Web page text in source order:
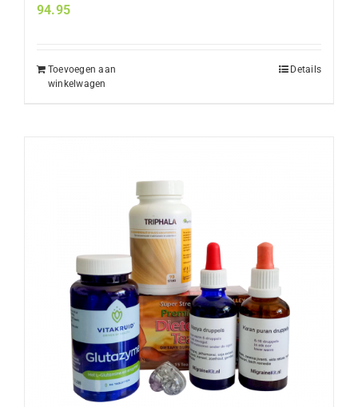
94.95
Toevoegen aan
winkelwagen
Details